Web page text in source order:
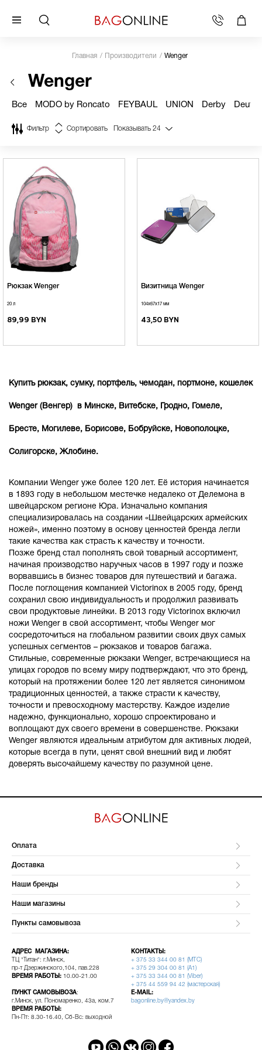
Главная Производители Wenger
Wenger
Все MODO by Roncato FEYBAUL UNION Derby Deuter
Фильтр Сортировать Показывать 24
Рюкзак Wenger
20 л
89,99 BYN
Визитница Wenger
104x67x17 мм
43,50 BYN
Купить рюкзак, сумку, портфель, чемодан, портмоне, кошелек
Wenger (Венгер) в Минске, Витебске, Гродно, Гомеле,
Бресте, Могилеве, Борисове, Бобруйске, Новополоцке,
Солигорске, Жлобине.
Компании Wenger уже более 120 лет. Её история начинается
в 1893 году в небольшом местечке недалеко от Делемона в
швейцарском регионе Юра. Изначально компания
специализировалась на создании «Швейцарских армейских
ножей», именно поэтому в основу ценностей бренда легли
такие качества как страсть к качеству и точности.
Позже бренд стал пополнять свой товарный ассортимент,
начиная производство наручных часов в 1997 году и позже
ворвавшись в бизнес товаров для путешествий и багажа.
После поглощения компанией Victorinox в 2005 году, бренд
сохранил свою индивидуальность и продолжил развивать
свои продуктовые линейки. В 2013 году Victorinox включил
ножи Wenger в свой ассортимент, чтобы Wenger мог
сосредоточиться на глобальном развитии своих двух самых
успешных сегментов – рюкзаков и товаров багажа.
Стильные, современные рюкзаки Wenger, встречающиеся на
улицах городов по всему миру подтверждают, что это бренд,
который на протяжении более 120 лет является синонимом
традиционных ценностей, а также страсти к качеству,
точности и превосходному мастерству. Каждое изделие
надежно, функционально, хорошо спроектировано и
воплощают дух своего времени в совершенстве. Рюкзаки
Wenger являются идеальным атрибутом для активных людей,
которые всегда в пути, ценят свой внешний вид и любят
доверять высочайшему качеству по разумной цене.
Оплата
Доставка
Наши бренды
Наши магазины
Пункты самовывоза
АДРЕС МАГАЗИНА:
ТЦ "Титан": г.Минск,
пр-т Дзержинского,104, пав.228
ВРЕМЯ РАБОТЫ: 10.00-21.00
ПУНКТ САМОВЫВОЗА:
г.Минск, ул. Пономаренко, 43а, ком.7
ВРЕМЯ РАБОТЫ:
Пн-Пт: 8.30-16.40, Сб-Вс: выходной
КОНТАКТЫ:
+ 375 33 344 00 81 (МТС)
+ 375 29 304 00 81 (A1)
+ 375 33 344 00 81 (Viber)
+ 375 44 559 94 42 (мастерская)
E-MAIL:
bagonline.by@yandex.by